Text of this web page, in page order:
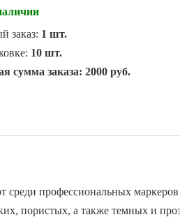
заказ: 1 шт.
10 шт.
сумма заказа: 2000 руб.
профессиональных
пористых, а также темных и